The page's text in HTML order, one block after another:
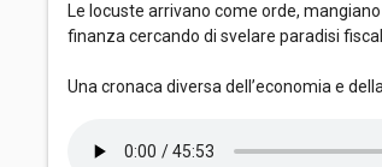
Le locuste arrivano come orde,
finanza cercando di svelare paradisi
Una cronaca diversa dell’economia e